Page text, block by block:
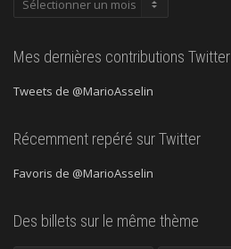
Mes dernières contributions Twitter
Tweets de @MarioAsselin
Récemment repéré sur Twitter
Favoris de @MarioAsselin
Des billets sur le même thème